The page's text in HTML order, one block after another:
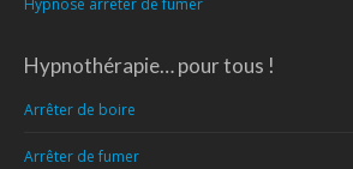
Hypnose arreter de fumer
Hypnothérapie… pour tous !
Arrêter de boire
Arrêter de fumer